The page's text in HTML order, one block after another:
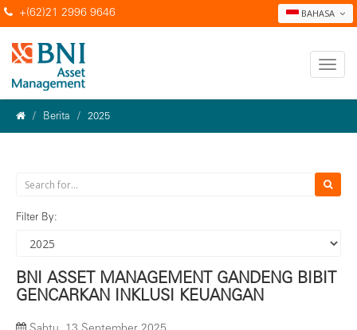
BAHASA
+(62)21 2996 9646
Berita 2025
Filter By:
BNI ASSET MANAGEMENT GANDENG BIBIT
GENCARKAN INKLUSI KEUANGAN